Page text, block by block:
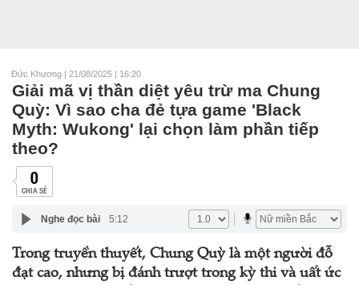
Đức Khương | 21/08/2025 | 16:20
Giải mã vị thần diệt yêu trừ ma Chung
Quỳ: Vì sao cha đẻ tựa game 'Black
Myth: Wukong' lại chọn làm phần tiếp
theo?
0
CHIA SẺ
Nghe đọc bài 5:12
Trong truyền thuyết, Chung Quỳ là một người đỗ
đạt cao, nhưng bị đánh trượt trong kỳ thi và uất ức